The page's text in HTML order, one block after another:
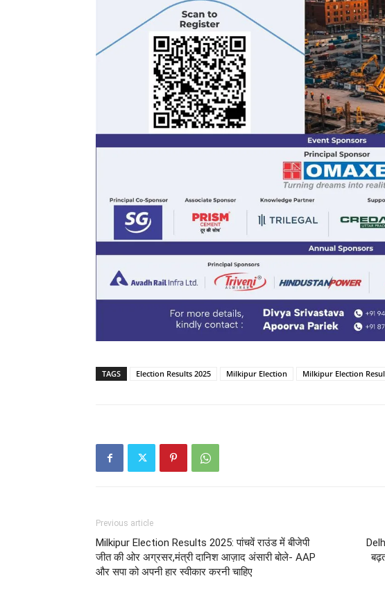
TAGS Election Results 2025 Milkipur Election Milkipur Election
Previous article
Milkipur Election Results 2025: पांचवें राउंड में बीजेपी
जीत की ओर अग्रसर,मंत्री दानिश आज़ाद अंसारी बोले- AAP
और सपा को अपनी हार स्वीकार करनी चाहिए